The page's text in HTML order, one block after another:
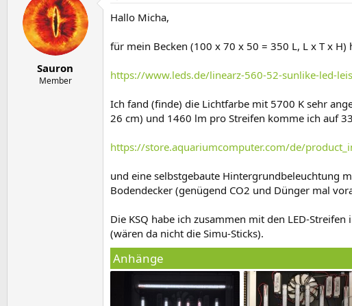
Sauron
Member
Hallo Micha,
für mein Becken (100 x 70 x 50 = 350 L, L x T x
https://www.leds.de/linearz-560-52-sunlike-led-
Ich fand (finde) die Lichtfarbe mit 5700 K sehr
26 cm) und 1460 lm pro Streifen komme ich auf
https://store.aquariumcomputer.com/de/
und eine selbstgebaute Hintergrundbeleuchtung
Bodendecker (genügend CO2 und Dünger mal
Die KSQ habe ich zusammen mit den LED-
(wären da nicht die Simu-Sticks).
Anhänge